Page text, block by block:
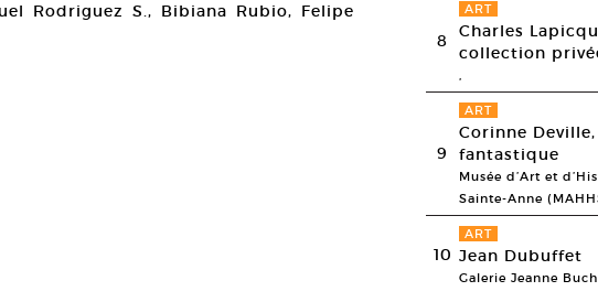
Rodriguez S., Bibiana Rubio, Felipe
8
ART
Charles
collection
,
9
ART
Corinne
fantastique
Musée d’Art et
Sainte-Anne
10
ART
Jean Dubuffet
Galerie Jeanne